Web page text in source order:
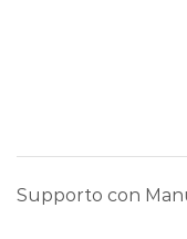
Supporto con